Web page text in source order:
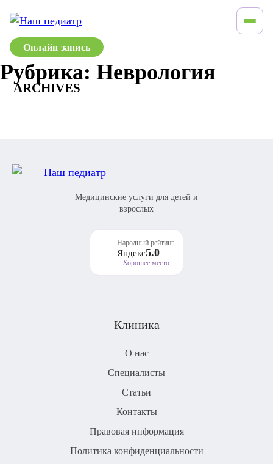
Онлайн запись
Рубрика: Неврология
ARCHIVES
Медицинские услуги для детей и
взрослых
Народный рейтинг
Яндекс5.0
Хорошее место
Клиника
О нас
Специалисты
Статьи
Контакты
Правовая информация
Политика конфиденциальности